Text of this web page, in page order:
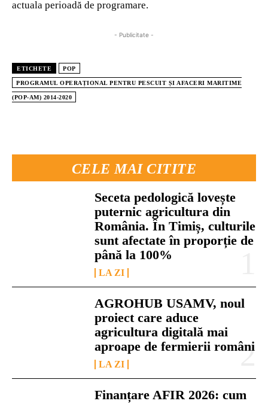
CELE MAI CITITE
Seceta pedologică lovește
puternic agricultura din
România. În Timiș, culturile
sunt afectate în proporție de
până la 100%
LA ZI
AGROHUB USAMV, noul
proiect care aduce
agricultura digitală mai
aproape de fermierii români
LA ZI
Finanțare AFIR 2026: cum
actuala perioadă de programare.
- Publicitate -
ETICHETE POP
PROGRAMUL OPERAȚIONAL PENTRU PESCUIT ȘI AFACERI MARITIME
(POP-AM) 2014-2020